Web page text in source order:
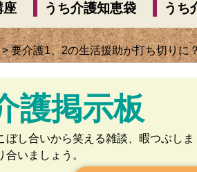
座 うち介護知恵袋 うち
> 要介護1、2の生活援助が打ち切りに
護掲示板
ぼし合いから笑える雑談、暇つぶしま
合いましょう。